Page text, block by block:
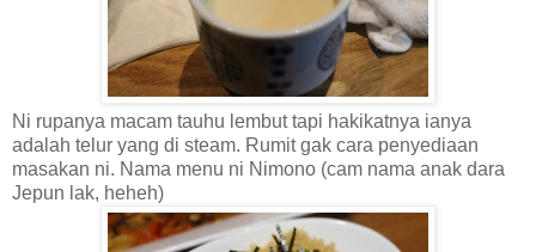
Ni rupanya macam tauhu lembut tapi hakikatnya ianya
adalah telur yang di steam. Rumit gak cara penyediaan
masakan ni. Nama menu ni Nimono (cam nama anak dara
Jepun lak, heheh)